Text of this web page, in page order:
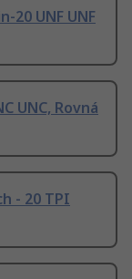
20 UNF UNF
UNC, Rovná
- 20 TPI